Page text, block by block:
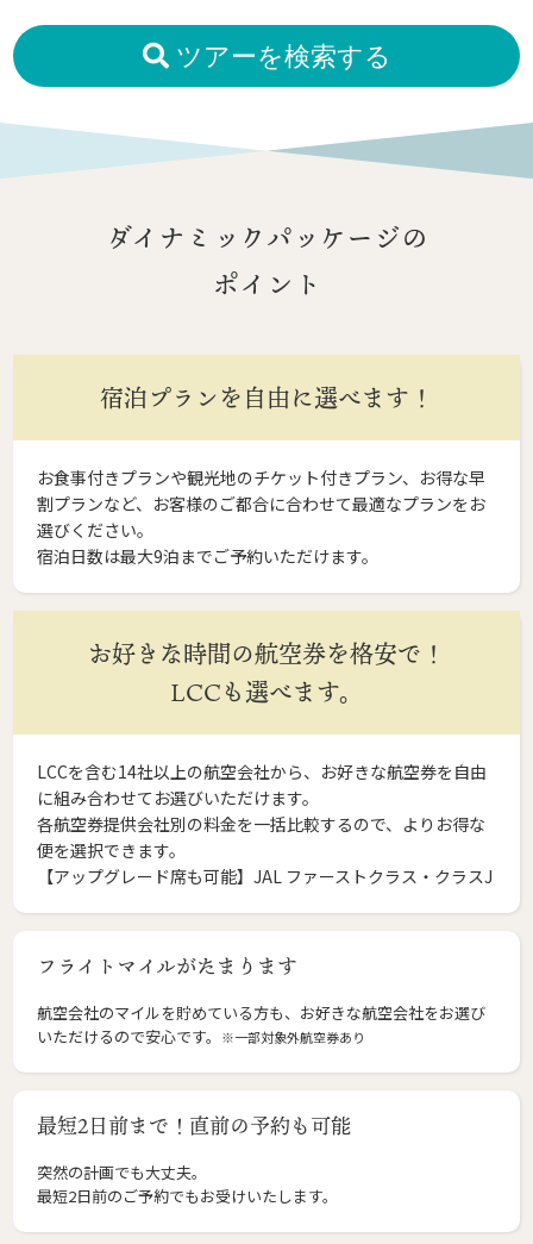
ツアーを検索する
ダイナミックパッケージの
ポイント
宿泊プランを自由に選べます！
お食事付きプランや観光地のチケット付きプラン、お得な早
割プランなど、お客様のご都合に合わせて最適なプランをお
選びください。
宿泊日数は最大9泊までご予約いただけます。
お好きな時間の航空券を格安で！
LCCも選べます。
LCCを含む14社以上の航空会社から、お好きな航空券を自由
に組み合わせてお選びいただけます。
各航空券提供会社別の料金を一括比較するので、よりお得な
便を選択できます。
【アップグレード席も可能】JAL ファーストクラス・クラスJ
フライトマイルがたまります
航空会社のマイルを貯めている方も、お好きな航空会社をお選び
いただけるので安心です。
※一部対象外航空券あり
最短2日前まで！直前の予約も可能
突然の計画でも大丈夫。
最短2日前のご予約でもお受けいたします。